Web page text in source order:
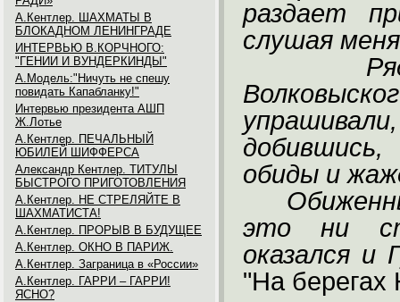
А.Кентлер. ШАХМАТЫ В
БЛОКАДНОМ ЛЕНИНГРАДЕ
ИНТЕРВЬЮ В.КОРЧНОГО:
"ГЕНИИ И ВУНДЕРКИНДЫ"
А.Модель:"Ничуть не спешу
повидать Капабланку!"
Интервью президента АШП
Ж.Лотье
А.Кентлер. ПЕЧАЛЬНЫЙ
ЮБИЛЕЙ ШИФФЕРСА
Александр Кентлер. ТИТУЛЫ
БЫСТРОГО ПРИГОТОВЛЕНИЯ
А.Кентлер. НЕ СТРЕЛЯЙТЕ В
ШАХМАТИСТА!
А.Кентлер. ПРОРЫВ В БУДУЩЕЕ
А.Кентлер. ОКНО В ПАРИЖ.
А.Кентлер. Заграница в «России»
А.Кентлер. ГАРРИ – ГАРРИ!
ЯСНО?
раздает
слушая
обиды и
это ни
оказался и
"На берегах